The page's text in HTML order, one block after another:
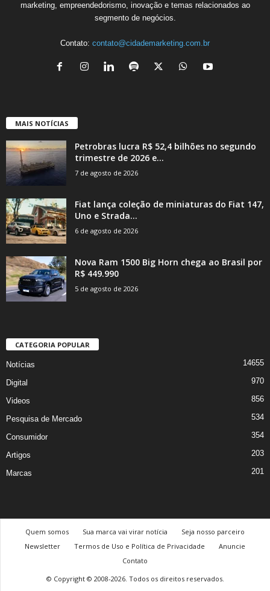
marketing, empreendedorismo, inovação e temas relacionados ao
segmento de negócios.
Contato: contato@cidademarketing.com.br
MAIS NOTÍCIAS
Petrobras lucra R$ 52,4 bilhões no segundo
trimestre de 2026 e...
7 de agosto de 2026
Fiat lança coleção de miniaturas do Fiat 147,
Uno e Strada...
6 de agosto de 2026
Nova Ram 1500 Big Horn chega ao Brasil por
R$ 449.990
5 de agosto de 2026
CATEGORIA POPULAR
Notícias 14655
Digital 970
Videos 856
Pesquisa de Mercado 534
Consumidor 354
Artigos 203
Marcas 201
Quem somos Sua marca vai virar notícia
Seja nosso parceiro
Newsletter
Termos de Uso e Política de Privacidade
Anuncie
Contato
© Copyright © 2008-2026. Todos os direitos reservados.